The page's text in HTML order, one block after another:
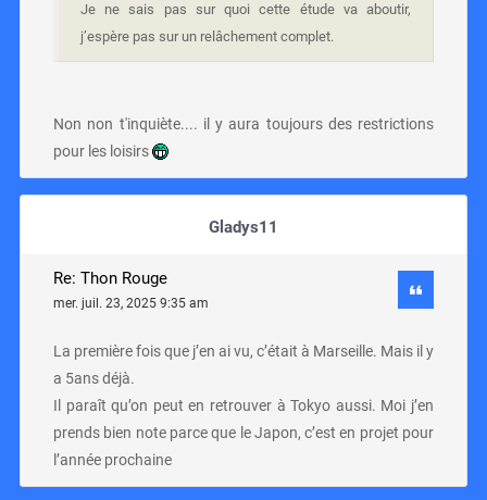
Je ne sais pas sur quoi cette étude va aboutir,
j’espère pas sur un relâchement complet.
Non non t'inquiète.... il y aura toujours des restrictions
pour les loisirs
Gladys11
Re: Thon Rouge
mer. juil. 23, 2025 9:35 am
La première fois que j’en ai vu, c’était à Marseille. Mais il y
a 5ans déjà.
Il paraît qu’on peut en retrouver à Tokyo aussi. Moi j’en
prends bien note parce que le Japon, c’est en projet pour
l’année prochaine